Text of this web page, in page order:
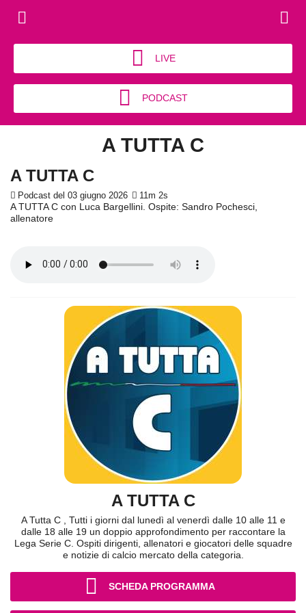
LIVE
PODCAST
A TUTTA C
A TUTTA C
Podcast del 03 giugno 2026 11m 2s
A TUTTA C con Luca Bargellini. Ospite: Sandro Pochesci,
allenatore
A TUTTA C
A Tutta C , Tutti i giorni dal lunedì al venerdì dalle 10 alle 11 e
dalle 18 alle 19 un doppio approfondimento per raccontare la
Lega Serie C. Ospiti dirigenti, allenatori e giocatori delle squadre
e notizie di calcio mercato della categoria.
SCHEDA PROGRAMMA